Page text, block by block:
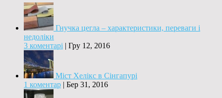
Гнучка цегла – характеристики, переваги і
недоліки
3 коментарі | Гру 12, 2016
Міст Хелікс в Сінгапурі
1 коментар | Бер 31, 2016